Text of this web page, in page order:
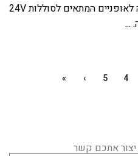
לאחר שרכשתם אצלנו סוויץ סוללה לאופניים המתאים לסוללות 24V
4
5
›
»
יצור אתכם קשר